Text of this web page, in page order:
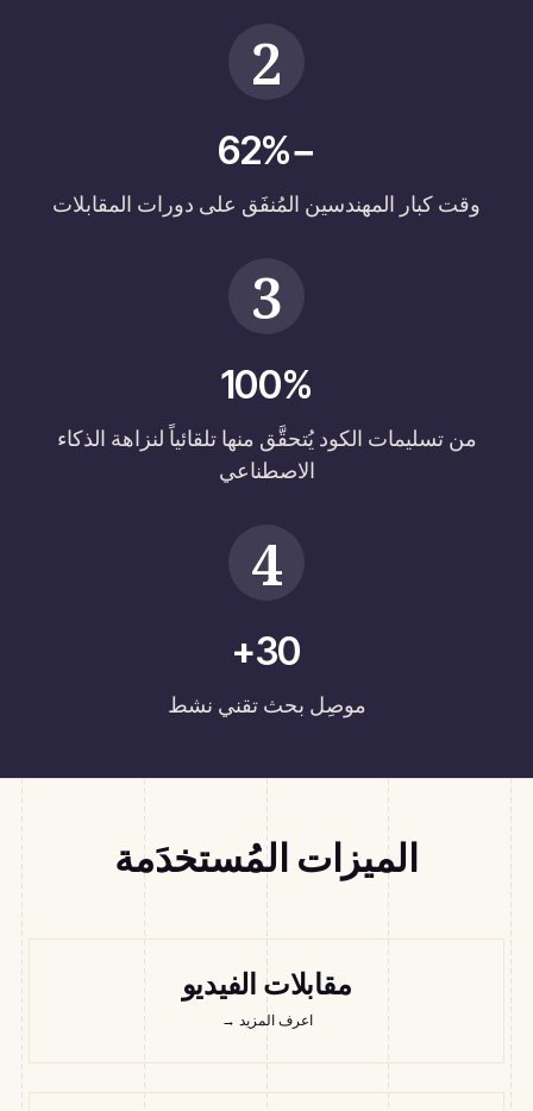
2
−62%
وقت كبار المهندسين المُنفَق على دورات المقابلات
3
100%
من تسليمات الكود يُتحقَّق منها تلقائياً لنزاهة الذكاء
الاصطناعي
4
30+
موصِل بحث تقني نشط
الميزات المُستخدَمة
مقابلات الفيديو
اعرف المزيد →